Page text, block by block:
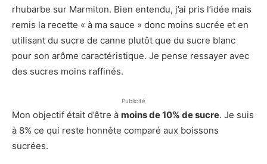
rhubarbe sur Marmiton. Bien entendu, j’ai pris l’idée mais
remis la recette « à ma sauce » donc moins sucrée et en
utilisant du sucre de canne plutôt que du sucre blanc
pour son arôme caractéristique. Je pense ressayer avec
des sucres moins raffinés.
Publicité
Mon objectif était d’être à moins de 10% de sucre. Je suis
à 8% ce qui reste honnête comparé aux boissons
sucrées.